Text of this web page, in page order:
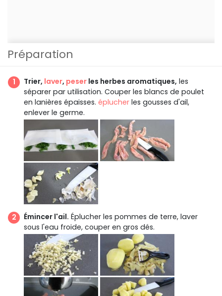
Préparation
Trier, laver, peser les herbes aromatiques, les
séparer par utilisation. Couper les blancs de poulet
en lanières épaisses. éplucher les gousses d'ail,
enlever le germe.
Émincer l'ail. Éplucher les pommes de terre, laver
sous l'eau froide, couper en gros dés.